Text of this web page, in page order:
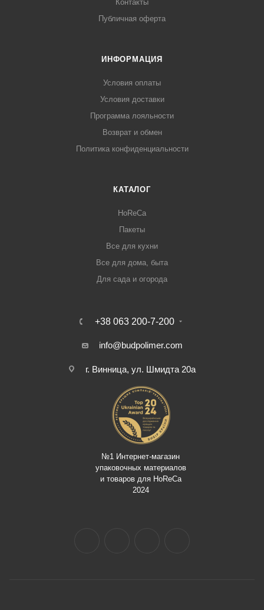
Контакты
Публичная оферта
ИНФОРМАЦИЯ
Условия оплаты
Условия доставки
Программа лояльности
Возврат и обмен
Политика конфиденциальности
КАТАЛОГ
HoReCa
Пакеты
Все для кухни
Все для дома, быта
Для сада и огорода
+38 063 200-7-200
info@budpolimer.com
г. Винница, ул. Шмидта 20а
№1 Интернет-магазин
упаковочных материалов
и товаров для HoReCa
2024